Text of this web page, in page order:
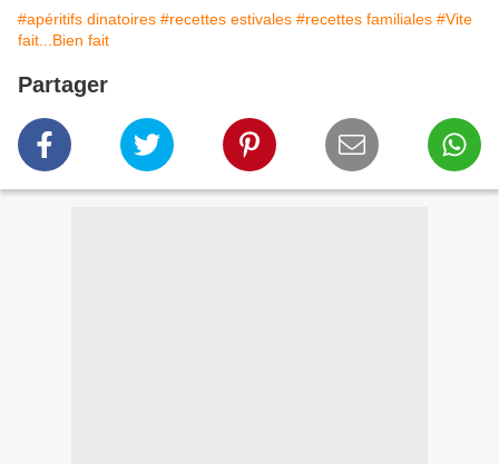
#apéritifs dinatoires #recettes estivales #recettes familiales #Vite
fait...Bien fait
Partager